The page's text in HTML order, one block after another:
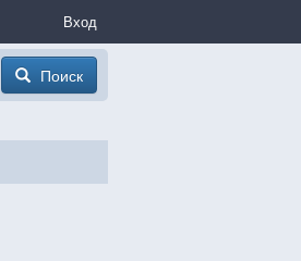
Вход
Поиск